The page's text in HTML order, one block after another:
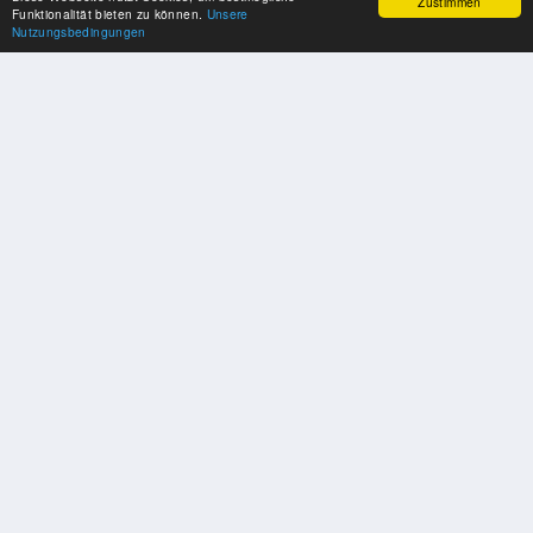
Funktionalität bieten zu können. Unsere
Nutzungsbedingungen